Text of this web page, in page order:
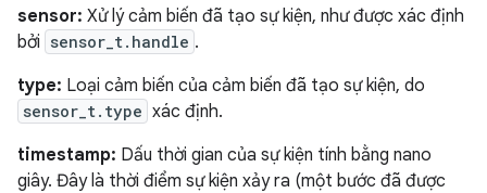
sensor: Xử lý cảm biến đã tạo sự kiện, như được xác định
bởi sensor_t.handle .
type: Loại cảm biến của cảm biến đã tạo sự kiện, do
sensor_t.type xác định.
timestamp: Dấu thời gian của sự kiện tính bằng nano
giây. Đây là thời điểm sự kiện xảy ra (một bước đã được